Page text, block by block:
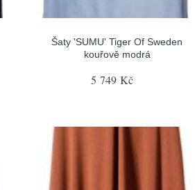
Šaty 'SUMU' Tiger Of Sweden
kouřově modrá
5 749 Kč